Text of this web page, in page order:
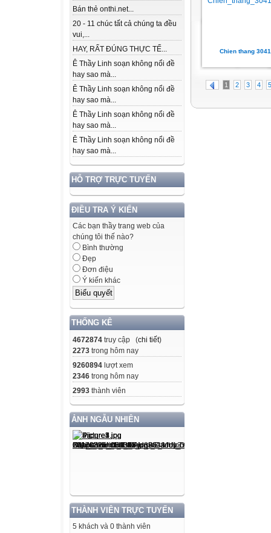
Bán thẻ onthi.net...
20 - 11 chúc tất cả chúng ta đều
vui,...
HAY, RẤT ĐÚNG THỰC TẾ...
Ê Thầy Linh soạn không nổi đề
hay sao mà...
Ê Thầy Linh soạn không nổi đề
hay sao mà...
Ê Thầy Linh soạn không nổi đề
hay sao mà...
Ê Thầy Linh soạn không nổi đề
hay sao mà...
HỖ TRỢ TRỰC TUYẾN
ĐIỀU TRA Ý KIẾN
Các bạn thầy trang web của
chúng tôi thế nào?
Bình thường
Đẹp
Đơn điệu
Ý kiến khác
THỐNG KÊ
4672874 truy cập (chi tiết)
2273 trong hôm nay
9260894 lượt xem
2346 trong hôm nay
2993 thành viên
ẢNH NGẪU NHIÊN
THÀNH VIÊN TRỰC TUYẾN
5 khách và 0 thành viên
Chien thang
1 2 3 4 5